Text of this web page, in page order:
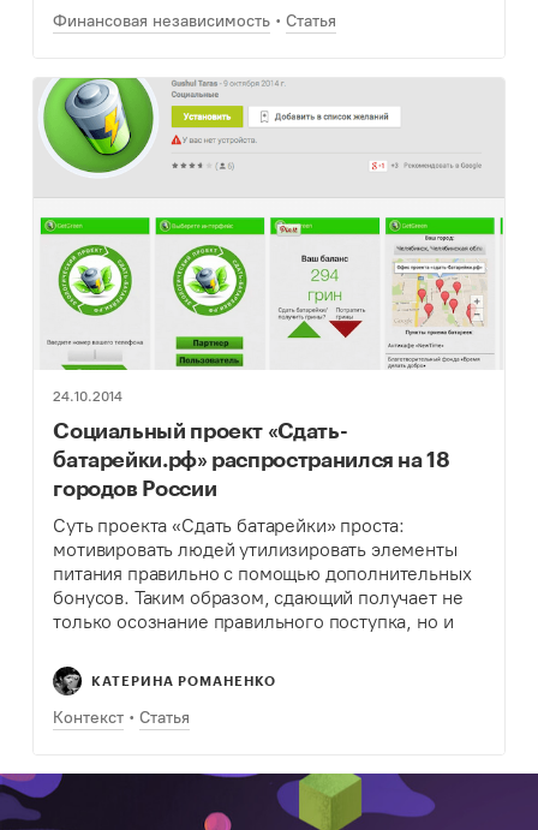
Финансовая независимость Статья
24.10.2014
Cоциальный проект «Сдать-
батарейки.рф» распространился на 18
городов России
Суть проекта «Сдать батарейки» проста:
мотивировать людей утилизировать элементы
питания правильно с помощью дополнительных
бонусов. Таким образом, сдающий получает не
только осознание правильного поступка, но и
публикациях о проекте в региональной
прессе речь идет в основном о…
КАТЕРИНА РОМАНЕНКО
Контекст Статья